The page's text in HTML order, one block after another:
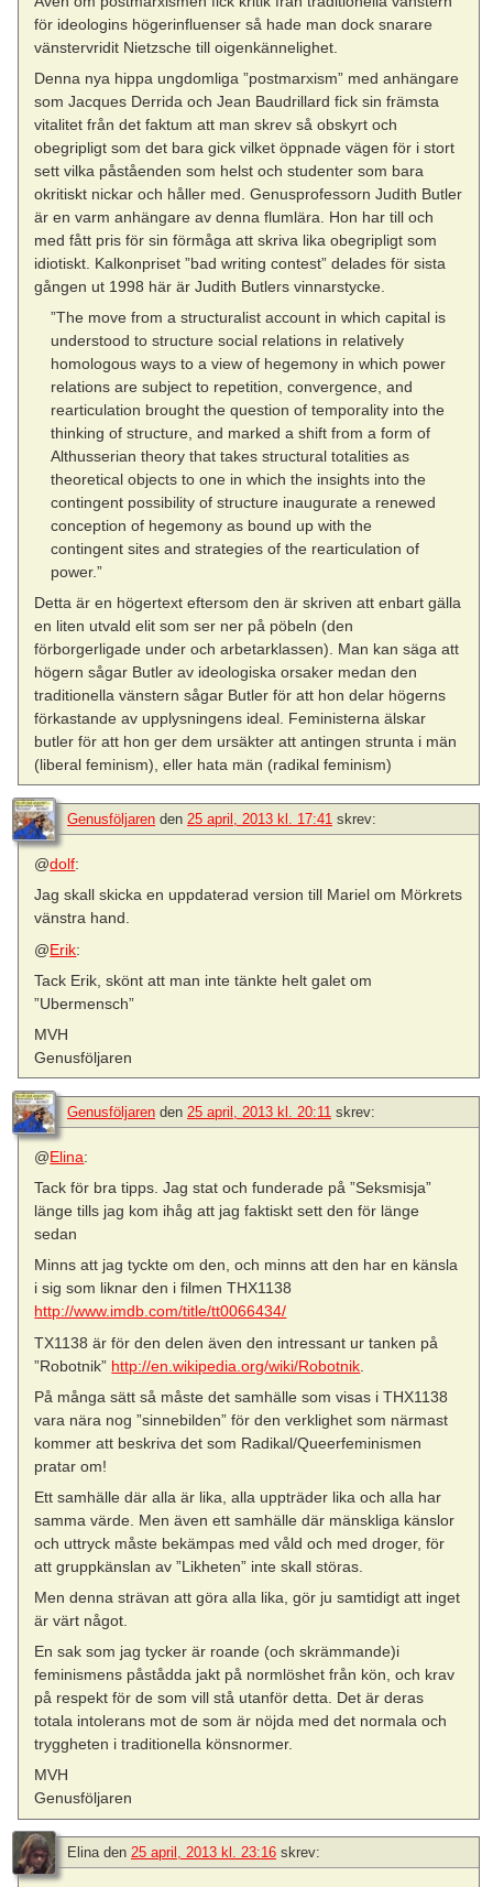
för ideologins högerinfluenser så hade man dock snarare
vänstervridit Nietzsche till oigenkännelighet.
Denna nya hippa ungdomliga ”postmarxism” med anhängare
som Jacques Derrida och Jean Baudrillard fick sin främsta
vitalitet från det faktum att man skrev så obskyrt och
obegripligt som det bara gick vilket öppnade vägen för i stort
sett vilka påståenden som helst och studenter som bara
okritiskt nickar och håller med. Genusprofessorn Judith Butler
är en varm anhängare av denna flumlära. Hon har till och
med fått pris för sin förmåga att skriva lika obegripligt som
idiotiskt. Kalkonpriset ”bad writing contest” delades för sista
gången ut 1998 här är Judith Butlers vinnarstycke.
”The move from a structuralist account in which capital is
understood to structure social relations in relatively
homologous ways to a view of hegemony in which power
relations are subject to repetition, convergence, and
rearticulation brought the question of temporality into the
thinking of structure, and marked a shift from a form of
Althusserian theory that takes structural totalities as
theoretical objects to one in which the insights into the
contingent possibility of structure inaugurate a renewed
conception of hegemony as bound up with the
contingent sites and strategies of the rearticulation of
power.”
Detta är en högertext eftersom den är skriven att enbart gälla
en liten utvald elit som ser ner på pöbeln (den
förborgerligade under och arbetarklassen). Man kan säga att
högern sågar Butler av ideologiska orsaker medan den
traditionella vänstern sågar Butler för att hon delar högerns
förkastande av upplysningens ideal. Feministerna älskar
butler för att hon ger dem ursäkter att antingen strunta i män
(liberal feminism), eller hata män (radikal feminism)
Genusföljaren den 25 april, 2013 kl. 17:41 skrev:
@dolf:
Jag skall skicka en uppdaterad version till Mariel om Mörkrets
vänstra hand.
@Erik:
Tack Erik, skönt att man inte tänkte helt galet om
”Ubermensch”
MVH
Genusföljaren
Genusföljaren den 25 april, 2013 kl. 20:11 skrev:
@Elina:
Tack för bra tipps. Jag stat och funderade på ”Seksmisja”
länge tills jag kom ihåg att jag faktiskt sett den för länge
sedan
Minns att jag tyckte om den, och minns att den har en känsla
i sig som liknar den i filmen THX1138
http://www.imdb.com/title/tt0066434/
TX1138 är för den delen även den intressant ur tanken på
”Robotnik” http://en.wikipedia.org/wiki/Robotnik
På många sätt så måste det samhälle som visas i THX1138
vara nära nog ”sinnebilden” för den verklighet som närmast
kommer att beskriva det som Radikal/Queerfeminismen
pratar om!
Ett samhälle där alla är lika, alla uppträder lika och alla har
samma värde. Men även ett samhälle där mänskliga känslor
och uttryck måste bekämpas med våld och med droger, för
att gruppkänslan av ”Likheten” inte skall störas.
Men denna strävan att göra alla lika, gör ju samtidigt att inget
är värt något.
En sak som jag tycker är roande (och skrämmande)i
feminismens påstådda jakt på normlöshet från kön, och krav
på respekt för de som vill stå utanför detta. Det är deras
totala intolerans mot de som är nöjda med det normala och
tryggheten i traditionella könsnormer.
MVH
Genusföljaren
Elinaden 25 april, 2013 kl. 23:16 skrev: